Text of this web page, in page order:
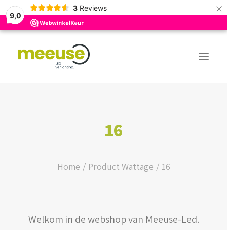
9,0
3 Reviews ×
LOGIN / REGISTER
16
Home Product Wattage 16
Welkom in de webshop van Meeuse-Led.